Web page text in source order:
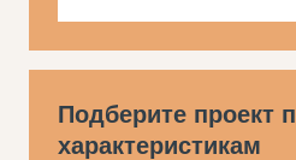
Подберите проект
характеристикам